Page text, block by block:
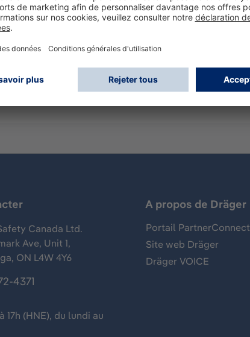
Canada Ltd.
Ave, Unit 1,
ON L4W 4Y6
4371
17h (HNE), du lundi au
A propos de Dräger
Portail PartnerConnect
Site web Dräger
Dräger VOICE